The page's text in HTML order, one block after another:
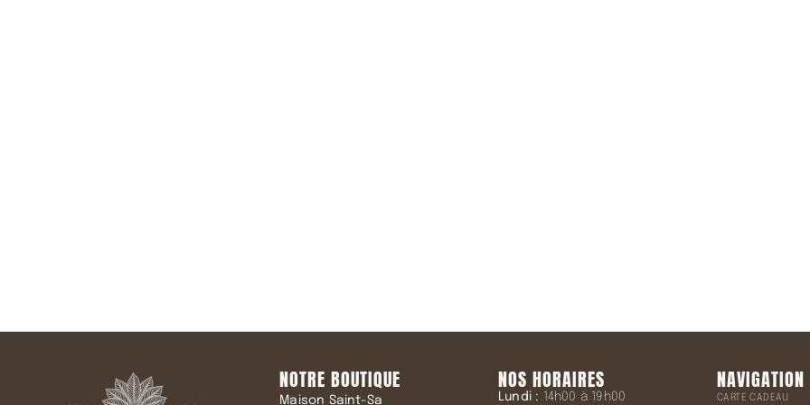
NOTRE BOUTIQUE
Maison Saint-Sa
NOS HORAIRES
Lundi : 14h00 à 19h00
NAVIGATION
CARTE CADEAU